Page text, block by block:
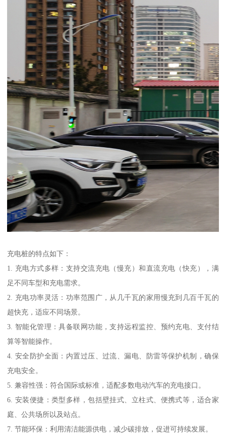
充电桩的特点如下：
1. 充电方式多样：支持交流充电（慢充）和直流充电（快充），满
足不同车型和充电需求。
2. 充电功率灵活：功率范围广，从几千瓦的家用慢充到几百千瓦的
超快充，适应不同场景。
3. 智能化管理：具备联网功能，支持远程监控、预约充电、支付结
算等智能操作。
4. 安全防护全面：内置过压、过流、漏电、防雷等保护机制，确保
充电安全。
5. 兼容性强：符合国际或标准，适配多数电动汽车的充电接口。
6. 安装便捷：类型多样，包括壁挂式、立柱式、便携式等，适合家
庭、公共场所以及站点。
7. 节能环保：利用清洁能源供电，减少碳排放，促进可持续发展。